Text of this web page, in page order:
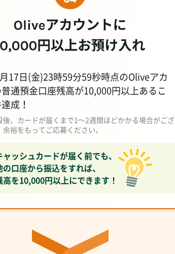
17日(金)23時59分59秒時点のOliveアカ
通預金口座残高が10,000円以上あるこ
成！
後、カードが届くまで1～2週間ほどかかる場合がござ
余裕をもってご応募ください。
ャッシュカードが届く前でも、
の口座から振込をすれば、
高を10,000円以上にできます！